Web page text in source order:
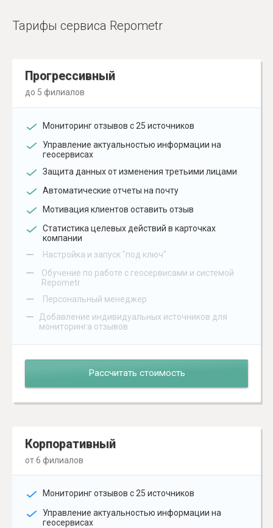
Тарифы сервиса Repometr
Прогрессивный
до 5 филиалов
Мониторинг отзывов с 25 источников
Управление актуальностью информации на
геосервисах
Защита данных от изменения третьими лицами
Автоматические отчеты на почту
Мотивация клиентов оставить отзыв
Статистика целевых действий в карточках
компании
– Настройка и запуск "под ключ"
–
Обучение по работе с геосервисами и системой
Repometr
– Персональный менеджер
–
Добавление индивидуальных источников для
мониторинга отзывов
Рассчитать стоимость
Корпоративный
от 6 филиалов
Мониторинг отзывов с 25 источников
Управление актуальностью информации на
геосервисах